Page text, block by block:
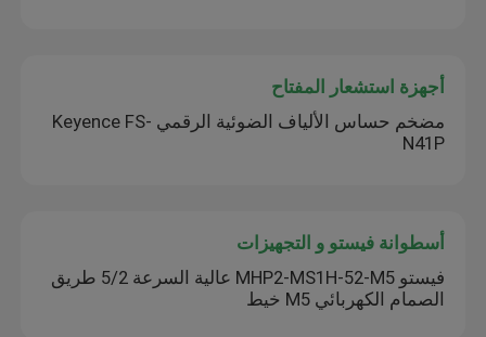
أجهزة استشعار المفتاح
مضخم حساس الألياف الضوئية الرقمي Keyence FS-
N41P
أسطوانة فيستو و التجهيزات
فيستو MHP2-MS1H-52-M5 عالية السرعة 5/2 طريق
الصمام الكهربائي M5 خيط